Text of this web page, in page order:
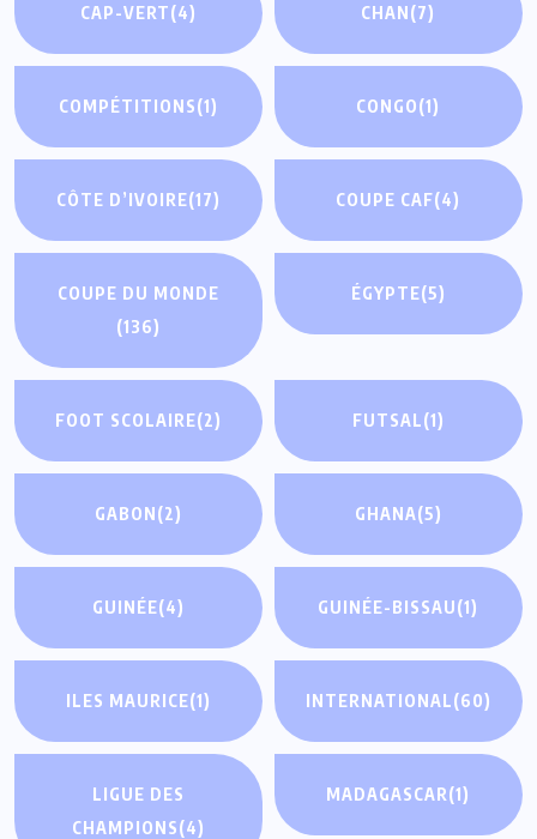
CAP-VERT(4) CHAN(7)
COMPÉTITIONS(1) CONGO(1)
CÔTE D’IVOIRE(17) COUPE CAF(4)
COUPE DU MONDE
(136)
ÉGYPTE(5)
FOOT SCOLAIRE(2) FUTSAL(1)
GABON(2) GHANA(5)
GUINÉE(4) GUINÉE-BISSAU(1)
ILES MAURICE(1) INTERNATIONAL(60)
LIGUE DES
CHAMPIONS(4)
MADAGASCAR(1)